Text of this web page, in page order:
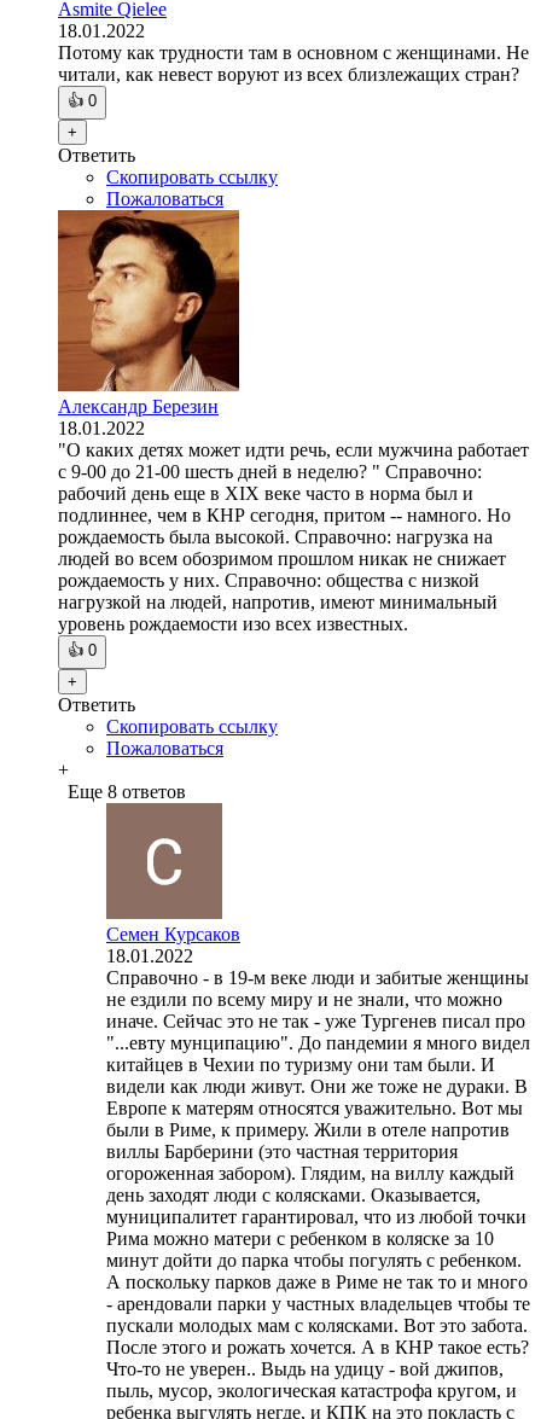
Asmite Qielee
18.01.2022
Потому как трудности там в основном с женщинами. Не
читали, как невест воруют из всех близлежащих стран?
👍 0
+
Ответить
Скопировать ссылку
Пожаловаться
Александр Березин
18.01.2022
"О каких детях может идти речь, если мужчина работает
с 9-00 до 21-00 шесть дней в неделю? " Справочно:
рабочий день еще в XIX веке часто в норма был и
подлиннее, чем в КНР сегодня, притом -- намного. Но
рождаемость была высокой. Справочно: нагрузка на
людей во всем обозримом прошлом никак не снижает
рождаемость у них. Справочно: общества с низкой
нагрузкой на людей, напротив, имеют минимальный
уровень рождаемости изо всех известных.
👍 0
+
Ответить
Скопировать ссылку
Пожаловаться
+
Еще 8 ответов
Семен Курсаков
18.01.2022
Справочно - в 19-м веке люди и забитые женщины
не ездили по всему миру и не знали, что можно
иначе. Сейчас это не так - уже Тургенев писал про
"...евту мунципацию". До пандемии я много видел
китайцев в Чехии по туризму они там были. И
видели как люди живут. Они же тоже не дураки. В
Европе к матерям относятся уважительно. Вот мы
были в Риме, к примеру. Жили в отеле напротив
виллы Барберини (это частная территория
огороженная забором). Глядим, на виллу каждый
день заходят люди с колясками. Оказывается,
муниципалитет гарантировал, что из любой точки
Рима можно матери с ребенком в коляске за 10
минут дойти до парка чтобы погулять с ребенком.
А поскольку парков даже в Риме не так то и много
- арендовали парки у частных владельцев чтобы те
пускали молодых мам с колясками. Вот это забота.
После этого и рожать хочется. А в КНР такое есть?
Что-то не уверен.. Выдь на удицу - вой джипов,
пыль, мусор, экологическая катастрофа кругом, и
ребенка выгулять негде, и КПК на это покласть с